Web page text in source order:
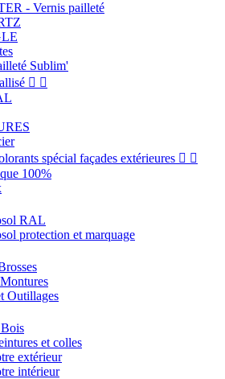
- Vernis pailleté
Sublim'
 
spécial façades extérieures  
100%
RAL
protection et marquage
Outillages
et colles
extérieur
intérieur